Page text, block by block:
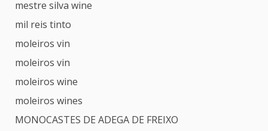
mestre silva wine
mil reis tinto
moleiros vin
moleiros vin
moleiros wine
moleiros wines
MONOCASTES DE ADEGA DE FREIXO